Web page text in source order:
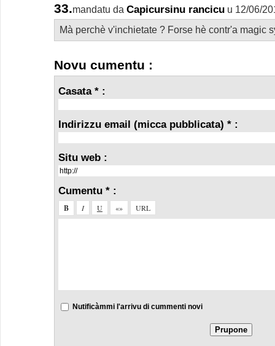
33.mandatu da Capicursinu rancicu u 12/06/
Mà perchè v'inchietate ? Forse hè contr'a magic
Novu cumentu :
Casata * :
Indirizzu email (micca pubblicata) * :
Situ web :
Cumentu * :
Nutificàmmi l'arrivu di cummenti novi